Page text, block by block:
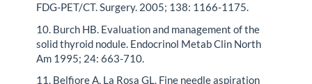
FDG-PET/CT. Surgery. 2005; 138: 1166-1175.
10. Burch HB. Evaluation and management of the
solid thyroid nodule. Endocrinol Metab Clin North
Am 1995; 24: 663-710.
11. Belfiore A, La Rosa GL. Fine needle aspiration